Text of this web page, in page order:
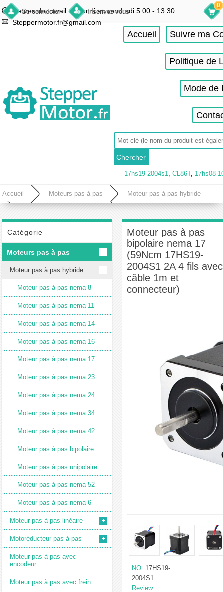
Se connecter Inscrivez-vous
Heures de travail: du lundi au vendredi 5:00 - 13:30
Steppermotor.fr@gmail.com
0
Accueil Suivre ma
Politique de
Mode de
17hs19 2004s1, CL86T, 17hs08
Accueil Moteurs pas à pas Moteur pas à pas hybride
(59Ncm 17HS19-2004S1 2A 4 fils avec câble 1m et connecteur)
Catégorie
Moteurs pas à pas
Moteur pas à pas hybride
Moteur pas à pas nema 8
Moteur pas à pas nema 11
Moteur pas à pas nema 14
Moteur pas à pas nema 16
Moteur pas à pas nema 17
Moteur pas à pas nema 23
Moteur pas à pas nema 24
Moteur pas à pas nema 34
Moteur pas à pas nema 42
Moteur pas à pas bipolaire
Moteur pas à pas unipolaire
Moteur pas à pas nema 52
Moteur pas à pas nema 6
Moteur pas à pas linéaire
Motoréducteur pas à pas
Moteur pas à pas avec
encodeur
Moteur pas à pas avec frein
Moteur pas à pas
bipolaire nema 17
(59Ncm 17HS19-
2004S1 2A 4 fils avec
câble 1m et
connecteur)
NO.:17HS19-
2004S1
Review: